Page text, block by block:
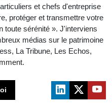
et chefs d'entreprise
protéger et transmettre votre
toute sérénité ». J'interviens
médias sur le patrimoine
La Tribune, Les Echos,